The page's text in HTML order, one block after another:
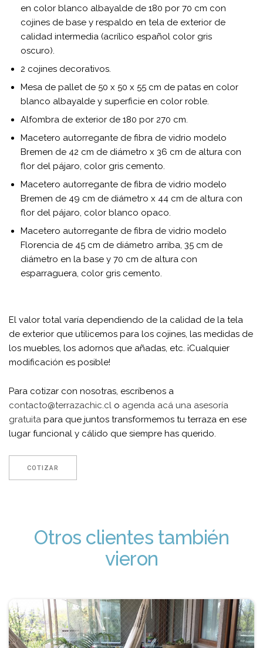
en color blanco albayalde de 180 por 70 cm con
cojines de base y respaldo en tela de exterior de
calidad intermedia (acrílico español color gris
oscuro).
2 cojines decorativos.
Mesa de pallet de 50 x 50 x 55 cm de patas en color
blanco albayalde y superficie en color roble.
Alfombra de exterior de 180 por 270 cm.
Macetero autorregante de fibra de vidrio modelo
Bremen de 42 cm de diámetro x 36 cm de altura con
flor del pájaro, color gris cemento.
Macetero autorregante de fibra de vidrio modelo
Bremen de 49 cm de diámetro x 44 cm de altura con
flor del pájaro, color blanco opaco.
Macetero autorregante de fibra de vidrio modelo
Florencia de 45 cm de diámetro arriba, 35 cm de
diámetro en la base y 70 cm de altura con
esparraguera, color gris cemento.
El valor total varía dependiendo de la calidad de la tela
de exterior que utilicemos para los cojines, las medidas de
los muebles, los adornos que añadas, etc. ¡Cualquier
modificación es posible!
Para cotizar con nosotras, escríbenos a
contacto@terrazachic.cl o agenda acá una asesoría
gratuita para que juntos transformemos tu terraza en ese
lugar funcional y cálido que siempre has querido.
COTIZAR
Otros clientes también
vieron